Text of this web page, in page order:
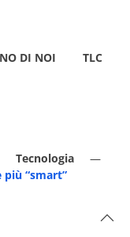
DI NOI TLC
Tecnologia
più “smart”